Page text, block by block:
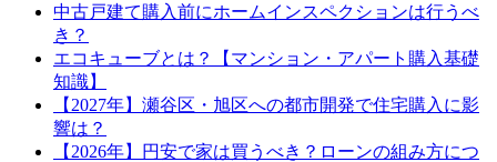
中古戸建て購入前にホームインスペクションは行うべ
き？
エコキューブとは？【マンション・アパート購入基礎
知識】
【2027年】瀬谷区・旭区への都市開発で住宅購入に影
響は？
【2026年】円安で家は買うべき？ローンの組み方につ